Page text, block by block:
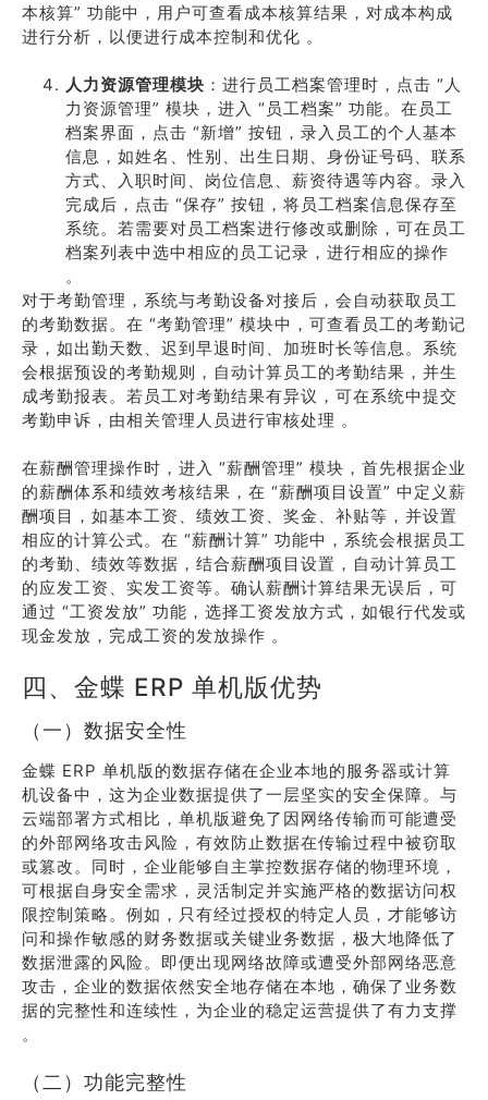
本核算” 功能中，用户可查看成本核算结果，对成本构成
进行分析，以便进行成本控制和优化 。
人力资源管理模块 ：进行员工档案管理时，点击 “人
力资源管理” 模块，进入 “员工档案” 功能。在员工
档案界面，点击 “新增” 按钮，录入员工的个人基本
信息，如姓名、性别、出生日期、身份证号码、联系
方式、入职时间、岗位信息、薪资待遇等内容。录入
完成后，点击 “保存” 按钮，将员工档案信息保存至
系统。若需要对员工档案进行修改或删除，可在员工
档案列表中选中相应的员工记录，进行相应的操作
。
对于考勤管理，系统与考勤设备对接后，会自动获取员工
的考勤数据。在 “考勤管理” 模块中，可查看员工的考勤记
录，如出勤天数、迟到早退时间、加班时长等信息。系统
会根据预设的考勤规则，自动计算员工的考勤结果，并生
成考勤报表。若员工对考勤结果有异议，可在系统中提交
考勤申诉，由相关管理人员进行审核处理 。
在薪酬管理操作时，进入 “薪酬管理” 模块，首先根据企业
的薪酬体系和绩效考核结果，在 “薪酬项目设置” 中定义薪
酬项目，如基本工资、绩效工资、奖金、补贴等，并设置
相应的计算公式。在 “薪酬计算” 功能中，系统会根据员工
的考勤、绩效等数据，结合薪酬项目设置，自动计算员工
的应发工资、实发工资等。确认薪酬计算结果无误后，可
通过 “工资发放” 功能，选择工资发放方式，如银行代发或
现金发放，完成工资的发放操作 。
四、金蝶 ERP 单机版优势
（一）数据安全性
金蝶 ERP 单机版的数据存储在企业本地的服务器或计算
机设备中，这为企业数据提供了一层坚实的安全保障。与
云端部署方式相比，单机版避免了因网络传输而可能遭受
的外部网络攻击风险，有效防止数据在传输过程中被窃取
或篡改。同时，企业能够自主掌控数据存储的物理环境，
可根据自身安全需求，灵活制定并实施严格的数据访问权
限控制策略。例如，只有经过授权的特定人员，才能够访
问和操作敏感的财务数据或关键业务数据，极大地降低了
数据泄露的风险。即便出现网络故障或遭受外部网络恶意
攻击，企业的数据依然安全地存储在本地，确保了业务数
据的完整性和连续性，为企业的稳定运营提供了有力支撑
。
（二）功能完整性